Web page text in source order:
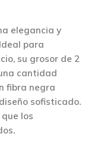
elegancia y
para
su grosor de 2
cantidad
fibra negra
sofisticado.
los